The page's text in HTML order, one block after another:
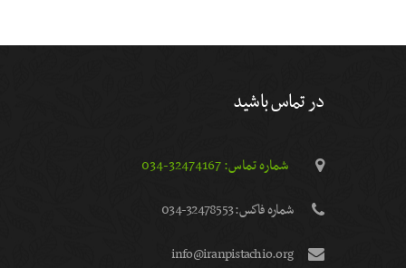
در تماس باشید
شماره تماس: 32474167-034
شماره فاكس: 32478553-034
info@iranpistachio.org